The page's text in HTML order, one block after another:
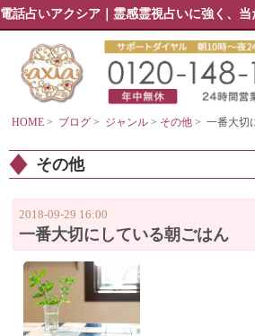
電話占いアクシア｜霊感霊視占いに強く、当
HOME > ブログ > ジャンル > その他 > 一番大切
その他
2018-09-29 16:00
一番大切にしている朝ごはん